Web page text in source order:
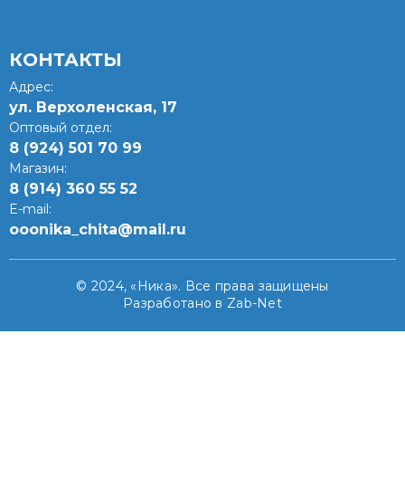
КОНТАКТЫ
Адрес:
ул. Верхоленская, 17​
Оптовый отдел:
8 (924) 501 70 99
Магазин:
8 (914) 360 55 52
E-mail:
ooonika_chita@mail.ru
© 2024, «Ника». Все права защищены
Разработано в Zab-Net